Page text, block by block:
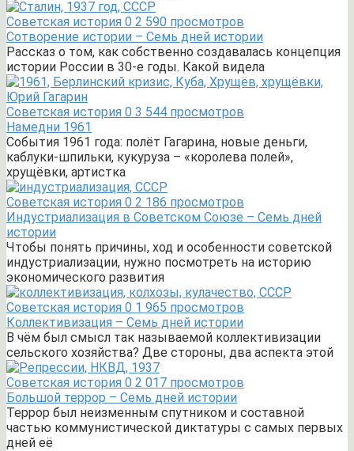
Советская история 0 2 590 просмотров
Сотворение истории – Семь дней истории
Рассказ о том, как собственно создавалась концепция
истории России в 30-е годы. Какой видела
Советская история 0 3 544 просмотров
Намедни 1961
События 1961 года: полёт Гагарина, новые деньги,
каблуки-шпильки, кукуруза – «королева полей»,
хрущёвки, артистка
Советская история 0 2 186 просмотров
Индустриализация в Советском Союзе – Семь дней
истории
Чтобы понять причины, ход и особенности советской
индустриализации, нужно посмотреть на историю
экономического развития
Советская история 0 1 965 просмотров
Коллективизация – Семь дней истории
В чём был смысл так называемой коллективизации
сельского хозяйства? Две стороны, два аспекта этой
Советская история 0 2 017 просмотров
Большой террор – Семь дней истории
Террор был неизменным спутником и составной
частью коммунистической диктатуры с самых первых
дней её